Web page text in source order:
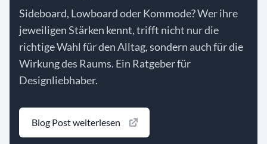
Sideboard, Lowboard oder Kommode? Wer ihre
jeweiligen Stärken kennt, trifft nicht nur die
richtige Wahl für den Alltag, sondern auch für die
Wirkung des Raums. Ein Ratgeber für
Designliebhaber.
Blog Post weiterlesen